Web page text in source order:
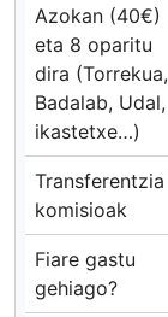
Azokan (40€)
eta 8 oparitu
dira (Torrekua,
Badalab, Udal,
ikastetxe…)
Transferentzia
komisioak
Fiare gastu
gehiago?